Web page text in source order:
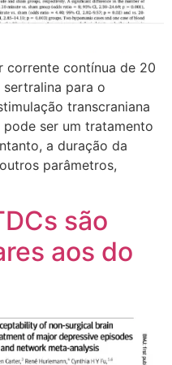
corrente contínua de 20
para o
transcraniana
ser um tratamento
a duração da
parâmetros,
são
aos do